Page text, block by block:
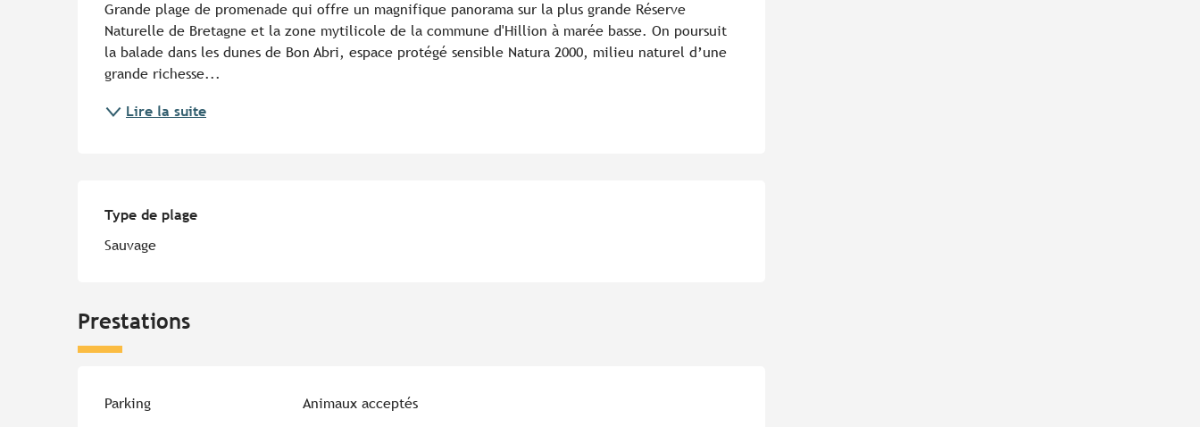
Grande plage de promenade qui offre un magnifique panorama sur la plus grande Réserve
Naturelle de Bretagne et la zone mytilicole de la commune d'Hillion à marée basse. On poursuit
la balade dans les dunes de Bon Abri, espace protégé sensible Natura 2000, milieu naturel d’une
grande richesse...
Lire la suite
Type de plage
Type de plage
Sauvage
Prestations
Parking Animaux acceptés